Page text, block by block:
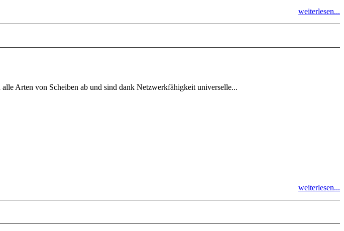
weiterlesen...
Arten von Scheiben ab und sind dank Netzwerkfähigkeit universelle...
weiterlesen...